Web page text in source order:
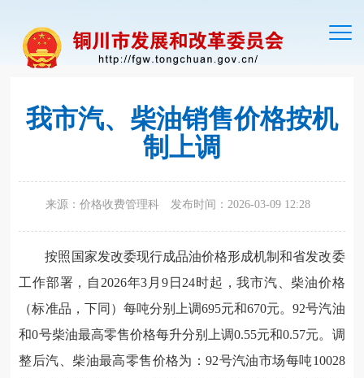
切
换
我市汽、柴油销售价格按机
制上调
来源：价格收费管理科 发布时间：2026-03-09 12:28
按照国家发改委现行成品油价格形成机制和省发改委
工作部署，自2026年3月9日24时起，我市汽、柴油价格
（标准品，下同）每吨分别上调695元和670元。92号汽油
和0号柴油最高零售价格每升分别上调0.55元和0.57元。调
整后汽、柴油最高零售价格为：92号汽油市场每吨10028